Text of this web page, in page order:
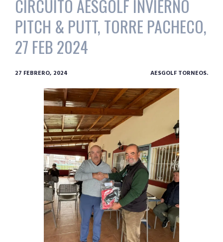
CIRCUITO AESGOLF INVIERNO
PITCH & PUTT, TORRE PACHECO,
27 FEB 2024
27 FEBRERO, 2024 AESGOLF TORNEOS.